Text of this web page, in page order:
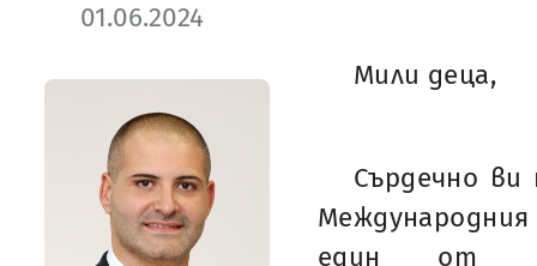
01.06.2024
Мили деца,
Сърдечно ви
един от